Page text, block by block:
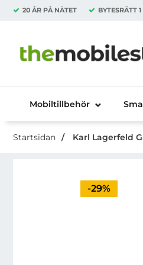
20 ÅR PÅ NÄTET BYTESRÄTT
Mobiltillbehör
Startsidan Karl Lagerfeld
Priset är
-29%